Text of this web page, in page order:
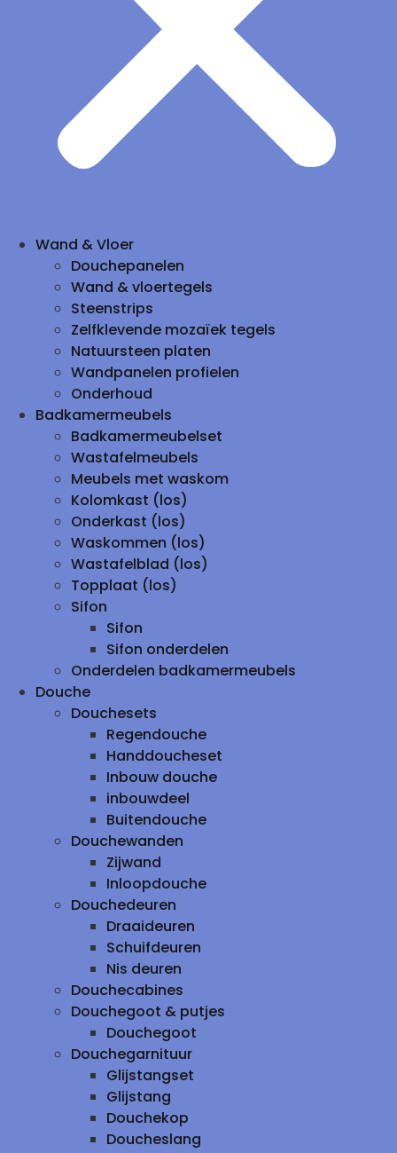
Wand & Vloer
Douchepanelen
Wand & vloertegels
Steenstrips
Zelfklevende mozaïek tegels
Natuursteen platen
Wandpanelen profielen
Onderhoud
Badkamermeubels
Badkamermeubelset
Wastafelmeubels
Meubels met waskom
Kolomkast (los)
Onderkast (los)
Waskommen (los)
Wastafelblad (los)
Topplaat (los)
Sifon
Sifon
Sifon onderdelen
Onderdelen badkamermeubels
Douche
Douchesets
Regendouche
Handdoucheset
Inbouw douche
inbouwdeel
Buitendouche
Douchewanden
Zijwand
Inloopdouche
Douchedeuren
Draaideuren
Schuifdeuren
Nis deuren
Douchecabines
Douchegoot & putjes
Douchegoot
Douchegarnituur
Glijstangset
Glijstang
Douchekop
Doucheslang